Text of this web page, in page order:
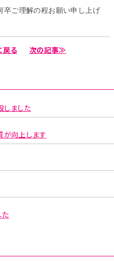
卒ご理解の程お願い申し上げ
戻る 次の記事≫
しました
が向上します
た